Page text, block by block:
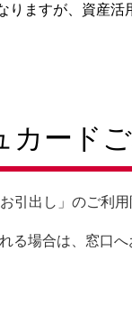
ますが、資産活
ード
引出し」のご利
る場合は、窓口へ